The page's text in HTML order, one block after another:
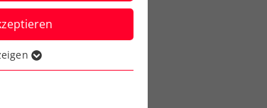
Funktionen der
dass die Webseite